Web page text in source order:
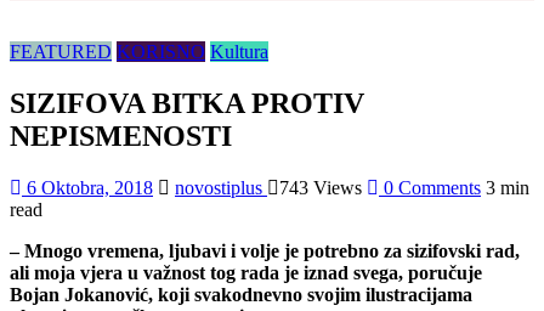
FEATURED KORISNO Kultura
SIZIFOVA BITKA PROTIV
NEPISMENOSTI
6 Oktobra, 2018 novostiplus 743 Views 0 Comments 3 min
read
– Mnogo vremena, ljubavi i volje je potrebno za sizifovski rad,
ali moja vjera u važnost tog rada je iznad svega, poručuje
Bojan Jokanović, koji svakodnevno svojim ilustracijama